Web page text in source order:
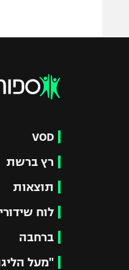
VOD
רץ ברשת
תוצאות
לוח
ברחבה
"מעל